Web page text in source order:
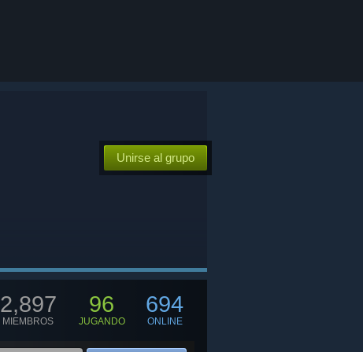
Unirse al grupo
2,897
MIEMBROS
96
JUGANDO
694
ONLINE